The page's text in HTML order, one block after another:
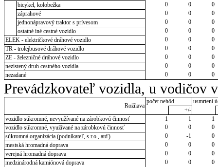
bicykel, kolobežka
0 0
0
záprahové
0 0
0
jednonápravový traktor s prívesom
0 0
0
ostatné iné cestné vozidlo
0 0
0
ELEK - električkové dráhové vozidlo
0 0
0
TR - trolejbusové dráhové vozidlo
0 0
0
ZE - železničné dráhové vozidlo
0 0
0
nezistený druh cestného vozidla
0 0
0
nezadané
0 0 0
Prevádzkovateľ vozidla, u vodičov
Rožňava
počet nehôd
usmrtení
+/-
vozidlo súkromné, nevyužívané na zárobkovú činnosť
1 1
1
vozidlo súkromné, využívané na zárobkovú činnosť
0 0
0
súkromná organizácia (podnikateľ, s.r.o., atď)
0 -1
0
mestská hromadná doprava
0 0
0
verejná hromadná doprava
0 0
0
medzinárodná kamiónová doprava
0 0
0